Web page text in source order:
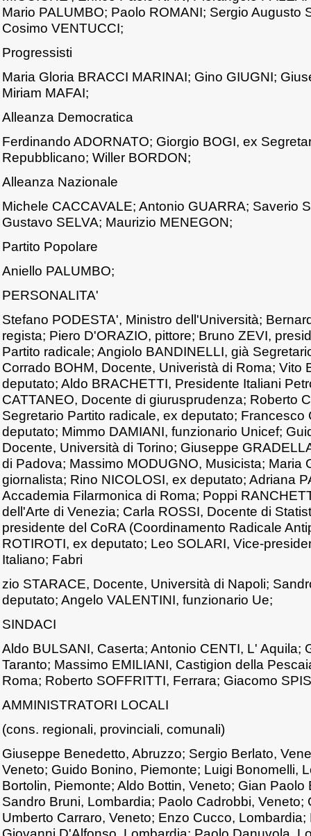
Mario PALUMBO; Paolo ROMANI; Sergio Augusto
Cosimo VENTUCCI;
Progressisti
Maria Gloria BRACCI MARINAI; Gino GIUGNI;
Miriam MAFAI;
Alleanza Democratica
Ferdinando ADORNATO; Giorgio BOGI, ex
Repubblicano; Willer BORDON;
Alleanza Nazionale
Michele CACCAVALE; Antonio GUARRA; Saverio
Gustavo SELVA; Maurizio MENEGON;
Partito Popolare
Aniello PALUMBO;
PERSONALITA'
Stefano PODESTA', Ministro dell'Università;
regista; Piero D'ORAZIO, pittore; Bruno ZEVI,
Partito radicale; Angiolo BANDINELLI, già
Corrado BOHM, Docente, Univeristà di Roma; Vito
deputato; Aldo BRACHETTI, Presidente Italiani
CATTANEO, Docente di giurusprudenza; Roberto
Segretario Partito radicale, ex deputato; Francesco
deputato; Mimmo DAMIANI, funzionario Unicef;
Docente, Università di Torino; Giuseppe
di Padova; Massimo MODUGNO, Musicista; Maria
giornalista; Rino NICOLOSI, ex deputato; Adriana
Accademia Filarmonica di Roma; Poppi
dell'Arte di Venezia; Carla ROSSI, Docente di
presidente del CoRA (Coordinamento Radicale
ROTIROTI, ex deputato; Leo SOLARI, Vice-
Italiano; Fabri
zio STARACE, Docente, Università di Napoli;
deputato; Angelo VALENTINI, funzionario Ue;
SINDACI
Aldo BULSANI, Caserta; Antonio CENTI, L' Aquila;
Taranto; Massimo EMILIANI, Castigion della
Roma; Roberto SOFFRITTI, Ferrara; Giacomo
AMMINISTRATORI LOCALI
(cons. regionali, provinciali, comunali)
Giuseppe Benedetto, Abruzzo; Sergio Berlato,
Veneto; Guido Bonino, Piemonte; Luigi Bonomelli,
Bortolin, Piemonte; Aldo Bottin, Veneto; Gian Paolo
Sandro Bruni, Lombardia; Paolo Cadrobbi, Veneto;
Umberto Carraro, Veneto; Enzo Cucco,